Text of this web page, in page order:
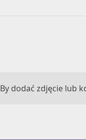
By dodać zdjęcie lub